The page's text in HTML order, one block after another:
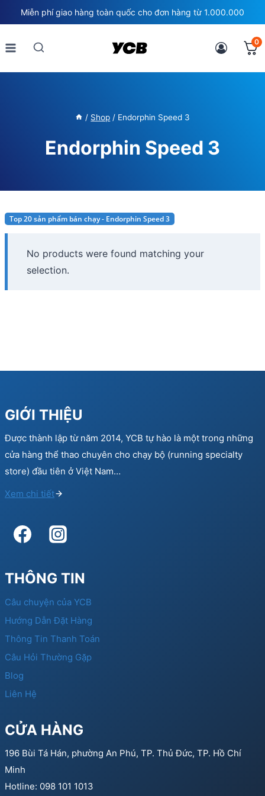
to
content
Miễn phí giao hàng toàn quốc cho đơn hàng từ 1.000.000
0
/ Shop / Endorphin Speed 3
Endorphin Speed 3
Top 20 sản phẩm bán chạy - Endorphin Speed 3
No products were found matching your
selection.
GIỚI THIỆU
Được thành lập từ năm 2014, YCB tự hào là một trong những
cửa hàng thể thao chuyên cho chạy bộ (running specialty
store) đầu tiên ở Việt Nam…
Xem chi tiết
THÔNG TIN
Câu chuyện của YCB
Hướng Dẫn Đặt Hàng
Thông Tin Thanh Toán
Câu Hỏi Thường Gặp
Blog
Liên Hệ
CỬA HÀNG
196 Bùi Tá Hán, phường An Phú, TP. Thủ Đức, TP. Hồ Chí
Minh
Hotline: 098 101 1013